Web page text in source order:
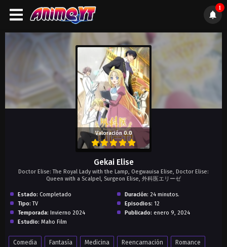
1
Valoración 0.0
Gekai Elise
Doctor Elise: The Royal Lady with the Lamp, Oegwauisa Elise, Doctor Elise:
Queen with a Scalpel, Surgeon Elise, 外科医エリーゼ
Estado: Completado
Tipo: TV
Temporada: Invierno 2024
Estudio: Maho Film
Duración: 24 minutos.
Episodios: 12
Publicado: enero 9, 2024
Comedia Fantasía Medicina Reencarnación Romance